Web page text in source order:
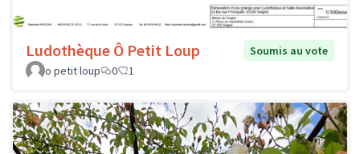
Ludothèque Ô Petit Loup
Soumis au vote
o petit loup
0 1